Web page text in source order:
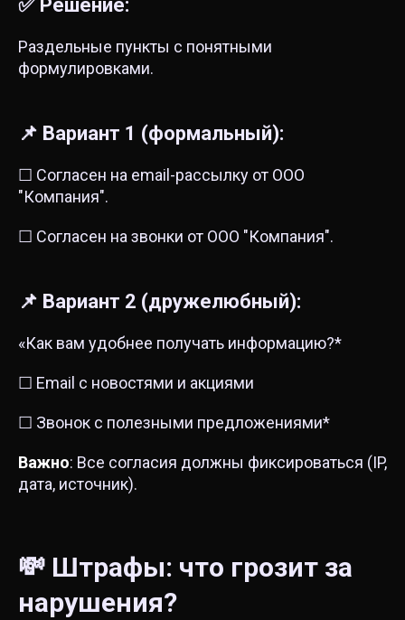
✅ Решение:
Раздельные пункты с понятными
формулировками.
📌 Вариант 1 (формальный):
☐ Согласен на email-рассылку от ООО
"Компания".
☐ Согласен на звонки от ООО "Компания".
📌 Вариант 2 (дружелюбный):
«Как вам удобнее получать информацию?*
☐ Email с новостями и акциями
☐ Звонок с полезными предложениями*
Важно: Все согласия должны фиксироваться (IP,
дата, источник).
💸 Штрафы: что грозит за
нарушения?